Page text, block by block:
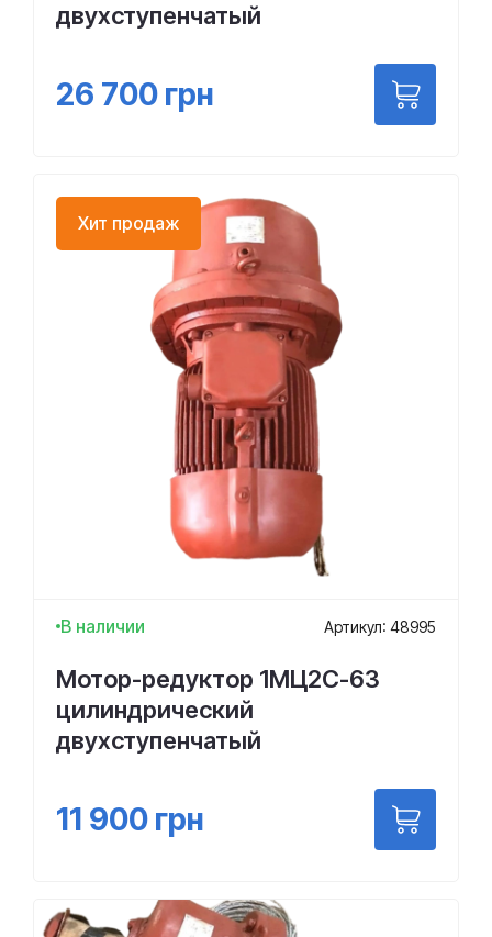
двухступенчатый
26 700 грн
Хит продаж
В наличии Артикул: 48995
Мотор-редуктор 1МЦ2С-63
цилиндрический
двухступенчатый
11 900 грн